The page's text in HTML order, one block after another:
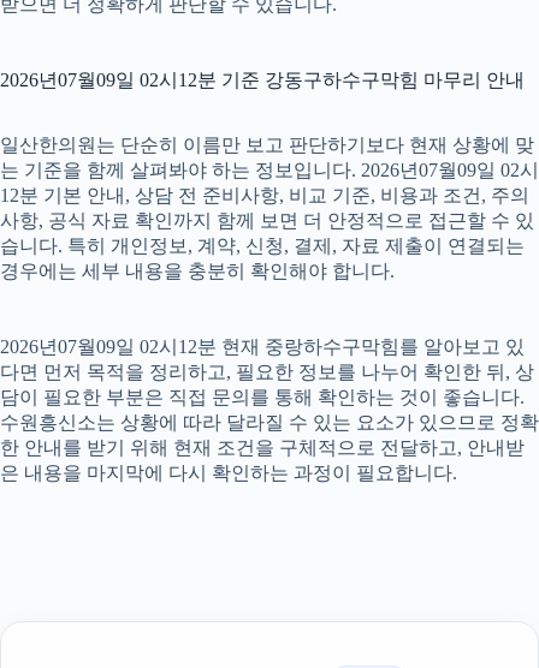
받으면 더 정확하게 판단할 수 있습니다.
2026년07월09일 02시12분 기준 강동구하수구막힘 마무리 안내
일산한의원는 단순히 이름만 보고 판단하기보다 현재 상황에 맞
는 기준을 함께 살펴봐야 하는 정보입니다. 2026년07월09일 02시
12분 기본 안내, 상담 전 준비사항, 비교 기준, 비용과 조건, 주의
사항, 공식 자료 확인까지 함께 보면 더 안정적으로 접근할 수 있
습니다. 특히 개인정보, 계약, 신청, 결제, 자료 제출이 연결되는
경우에는 세부 내용을 충분히 확인해야 합니다.
2026년07월09일 02시12분 현재 중랑하수구막힘를 알아보고 있
다면 먼저 목적을 정리하고, 필요한 정보를 나누어 확인한 뒤, 상
담이 필요한 부분은 직접 문의를 통해 확인하는 것이 좋습니다.
수원흥신소는 상황에 따라 달라질 수 있는 요소가 있으므로 정확
한 안내를 받기 위해 현재 조건을 구체적으로 전달하고, 안내받
은 내용을 마지막에 다시 확인하는 과정이 필요합니다.